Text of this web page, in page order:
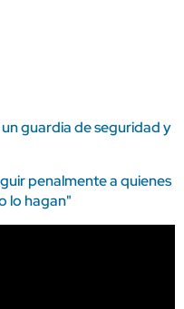
guardia de seguridad y
penalmente a quienes
lo hagan"